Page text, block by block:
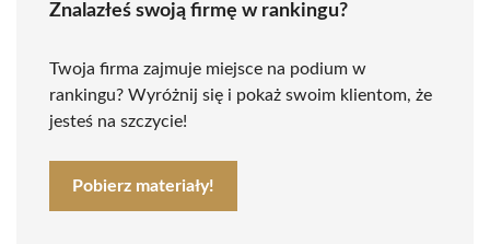
Znalazłeś swoją firmę w rankingu?
Twoja firma zajmuje miejsce na podium w
rankingu? Wyróżnij się i pokaż swoim klientom, że
jesteś na szczycie!
Pobierz materiały!